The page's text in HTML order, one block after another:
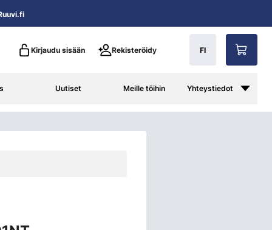
Kirjaudu sisään Rekisteröidy FI
Uutiset Meille töihin Yhteystiedot